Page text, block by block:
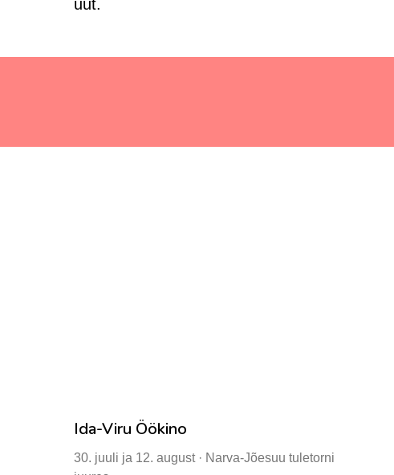
uut.
Ida-Viru Öökino
30. juuli ja 12. august · Narva-Jõesuu tuletorni